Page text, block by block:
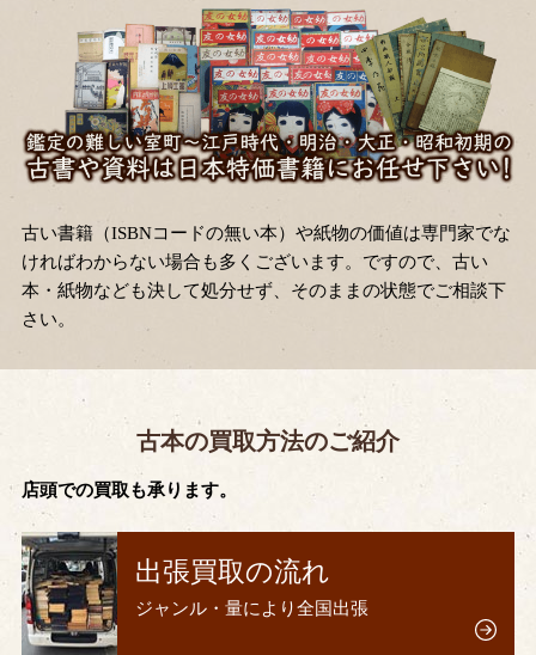
古い書籍（ISBNコードの無い本）や紙物の価値は専門家でな
ければわからない場合も多くございます。ですので、古い
本・紙物なども決して処分せず、そのままの状態でご相談下
さい。
古本の買取方法のご紹介
店頭での買取も承ります。
出張買取の流れ
ジャンル・量により全国出張